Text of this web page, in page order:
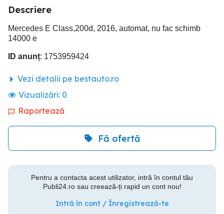
Descriere
Mercedes E Class,200d, 2016, automat, nu fac schimb
14000 e
ID anunț: 1753959424
Vezi detalii pe bestauto.ro
Vizualizări: 0
Raportează
Fă ofertă
Pentru a contacta acest utilizator, intră în contul tău
Publi24.ro sau creează-ți rapid un cont nou!
Intră în cont / Înregistrează-te